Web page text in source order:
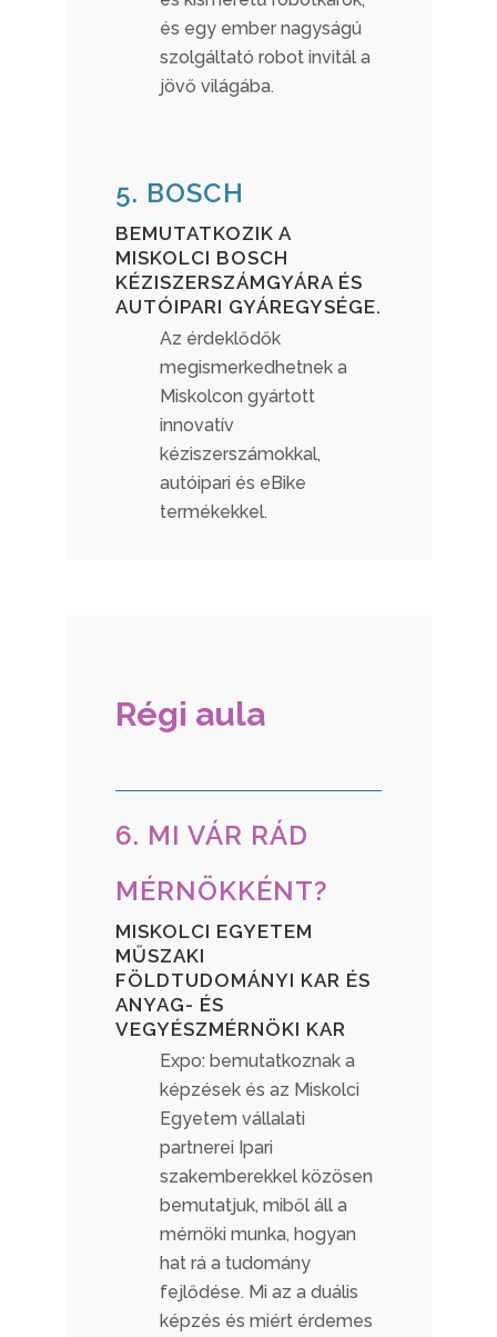
és egy ember nagyságú
szolgáltató robot invitál a
jövő világába.
5. BOSCH
BEMUTATKOZIK A
MISKOLCI BOSCH
KÉZISZERSZÁMGYÁRA ÉS
AUTÓIPARI GYÁREGYSÉGE.
Az érdeklődők
megismerkedhetnek a
Miskolcon gyártott
innovatív
kéziszerszámokkal,
autóipari és eBike
termékekkel.
Régi aula
6. MI VÁR RÁD
MÉRNÖKKÉNT?
MISKOLCI EGYETEM
MŰSZAKI
FÖLDTUDOMÁNYI KAR ÉS
ANYAG- ÉS
VEGYÉSZMÉRNÖKI KAR
Expo: bemutatkoznak a
képzések és az Miskolci
Egyetem vállalati
partnerei Ipari
szakemberekkel közösen
bemutatjuk, miből áll a
mérnöki munka, hogyan
hat rá a tudomány
fejlődése. Mi az a duális
képzés és miért érdemes